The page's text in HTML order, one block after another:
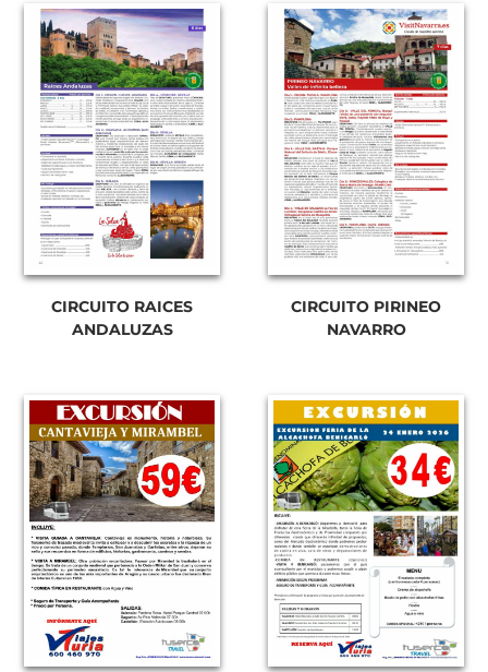
CIRCUITO RAICES
ANDALUZAS
CIRCUITO PIRINEO
NAVARRO